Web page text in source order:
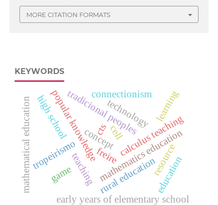
MORE CITATION FORMATS
KEYWORDS
popular knowledge
tradicional peoples
tropeirismo
rural education
mathematics education
calculus teaching
mathematical education teaching
concept
game
early years of elementary school
high school cell
resource
technology
education
connectionism learning
cts
freire